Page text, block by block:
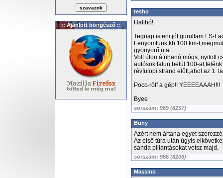
:: Ajánlott böngésző ::
tesho
Halihó!
Tegnap isteni jót gurultam LS-
Lenyomtunk kb 100 km-
gyönyörű utat..
Volt úton átrihanó móqs, nyitott
autósok falun belül 100-
révfülöpi strand előtt,ahol az 1.
Pöcc-röff a gép!! YEEEEAAAH!!!
Byee
sorszám: 989 (8257)
Buny
Azért nem ártana egyet
Az első túra után úgyis
sanda pillantásokat vetsz majd.
sorszám: 988 (8206)
Massino